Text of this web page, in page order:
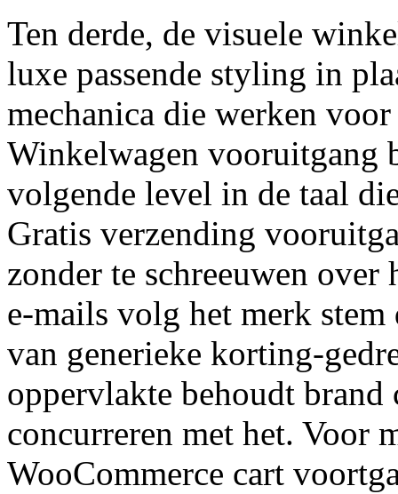
Ten derde, de visuele
luxe passende styling in
mechanica die werken
Winkelwagen vooruitgang
volgende level in de taal
Gratis verzending
zonder te schreeuwen
e-mails volg het merk
van generieke korting-
oppervlakte behoudt
concurreren met het. Voor
WooCommerce cart